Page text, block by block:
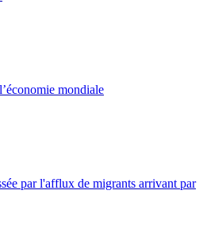
mondiale
par l'afflux de migrants arrivant par